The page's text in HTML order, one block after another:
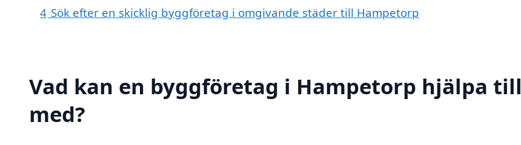
4 Sök efter en skicklig byggföretag i omgivande städer till Hampetorp
Vad kan en byggföretag i Hampetorp hjälpa till
med?